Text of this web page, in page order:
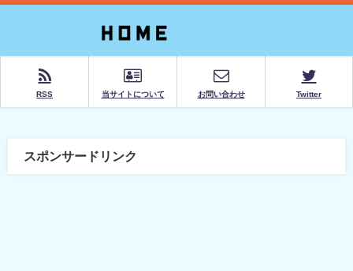
RSS 当サイトについて お問い合わせ Twitter
スポンサードリンク